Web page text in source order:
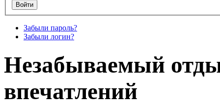
Забыли пароль?
Забыли логин?
Незабываемый
впечатлений